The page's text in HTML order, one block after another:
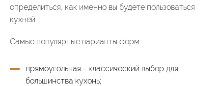
определиться, как именно вы будете пользоваться
кухней.
Самые популярные варианты форм:
прямоугольная - классический выбор для
большинства кухонь;